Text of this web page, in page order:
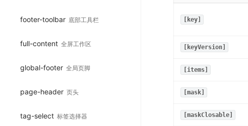
footer-toolbar 底部工具栏
full-content 全屏工作区
global-footer 全局页脚
page-header 页头
tag-select 标签选择器
[key]
[keyVersion]
[items]
[mask]
[maskClosable]